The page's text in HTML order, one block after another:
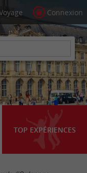
Connexion
TOP EXPÉRIENCES